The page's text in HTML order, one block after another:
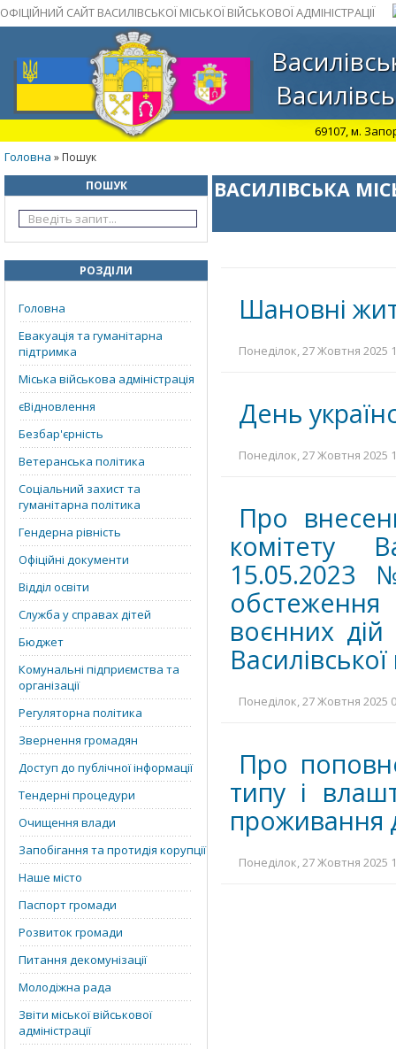
ОФІЦІЙНИЙ САЙТ ВАСИЛІВСЬКОЇ МІСЬКОЇ ВІЙСЬКОВОЇ АДМІНІСТРАЦІЇ
69107, м.
Головна » Пошук
ПОШУК
РОЗДІЛИ
Головна
Евакуація та гуманітарна
підтримка
Міська військова адміністрація
єВідновлення
Безбар'єрність
Ветеранська політика
Соціальний захист та
гуманітарна політика
Гендерна рівність
Офіційні документи
Відділ освіти
Служба у справах дітей
Бюджет
Комунальні підприємства та
організації
Регуляторна політика
Звернення громадян
Доступ до публічної інформації
Тендерні процедури
Очищення влади
Запобігання та протидія корупції
Наше місто
Паспорт громади
Розвиток громади
Питання декомунізації
Молодіжна рада
Звіти міської військової
адміністрації
ВАСИЛІВСЬКА
Шановні
Понеділок, 27 Жовтня 2025
День
Понеділок, 27 Жовтня 2025
Про
комітету
15.05.2023
обстеження
воєнних дій
Понеділок, 27 Жовтня 2025
Про
типу і
проживання
Понеділок, 27 Жовтня 2025